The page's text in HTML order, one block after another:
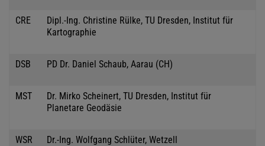
CRE
Dipl.-Ing. Christine Rülke, TU Dresden, Institut für
Kartographie
DSB PD Dr. Daniel Schaub, Aarau (CH)
MST
Dr. Mirko Scheinert, TU Dresden, Institut für
Planetare Geodäsie
WSR Dr.-Ing. Wolfgang Schlüter, Wetzell